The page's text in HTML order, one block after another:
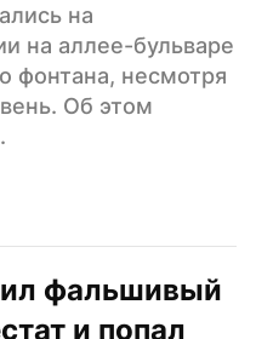
на
на аллее-бульваре
фонтана, несмотря
Об этом
фальшивый
и попал